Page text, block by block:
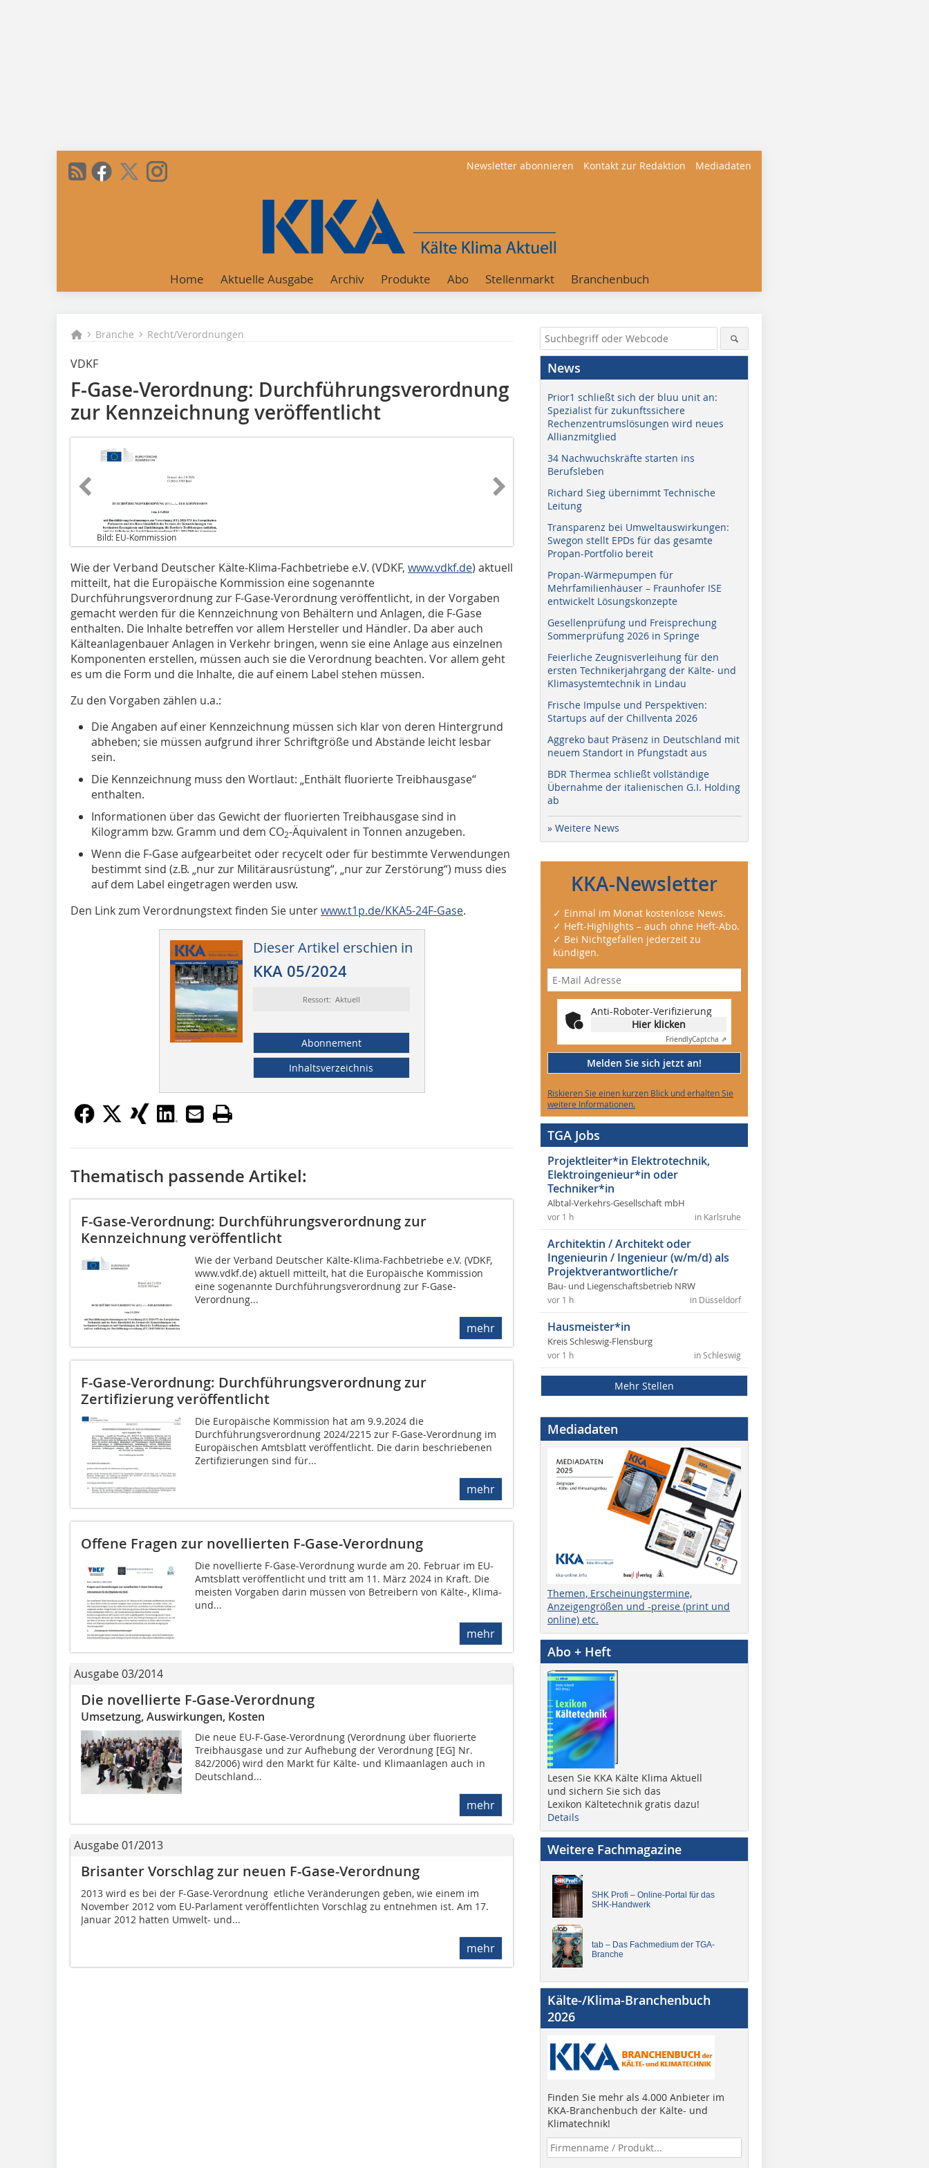
Newsletter abonnieren Kontakt zur Redaktion Mediadaten
Home Aktuelle Ausgabe Archiv Produkte Abo Stellenmarkt Branchenbuch
Branche Recht/Verordnungen
VDKF
F-Gase-Verordnung: Durchführungsverordnung
zur Kennzeichnung veröffentlicht
Bild: EU-Kommission
Wie der Verband Deutscher Kälte-Klima-Fachbetriebe e.V. (VDKF, www.vdkf.de) aktuell
mitteilt, hat die Europäische Kommission eine sogenannte
Durchführungsverordnung zur F-Gase-Verordnung veröffentlicht, in der Vorgaben
gemacht werden für die Kennzeichnung von Behältern und Anlagen, die F-Gase
enthalten. Die Inhalte betreffen vor allem Hersteller und Händler. Da aber auch
Kälteanlagenbauer Anlagen in Verkehr bringen, wenn sie eine Anlage aus einzelnen
Komponenten erstellen, müssen auch sie die Verordnung beachten. Vor allem geht
es um die Form und die Inhalte, die auf einem Label stehen müssen.
Zu den Vorgaben zählen u.a.:
Die Angaben auf einer Kennzeichnung müssen sich klar von deren Hintergrund
abheben; sie müssen aufgrund ihrer Schriftgröße und Abstände leicht lesbar
sein.
Die Kennzeichnung muss den Wortlaut: „Enthält fluorierte Treibhausgase“
enthalten.
Informationen über das Gewicht der fluorierten Treibhausgase sind in
Kilogramm bzw. Gramm und dem CO2-Äquivalent in Tonnen anzugeben.
Wenn die F-Gase aufgearbeitet oder recycelt oder für bestimmte Verwendungen
bestimmt sind (z.B. „nur zur Militärausrüstung“, „nur zur Zerstörung“) muss dies
auf dem Label eingetragen werden usw.
Den Link zum Verordnungstext finden Sie unterwww.t1p.de/KKA5-24F-Gase.
Dieser Artikel erschien in
KKA 05/2024
Ressort: Aktuell
Abonnement
Inhaltsverzeichnis
Thematisch passende Artikel:
F-Gase-Verordnung: Durchführungsverordnung zur
Kennzeichnung veröffentlicht
Wie der Verband Deutscher Kälte-Klima-Fachbetriebe e.V. (VDKF,
www.vdkf.de) aktuell mitteilt, hat die Europäische Kommission
eine sogenannte Durchführungsverordnung zur F-Gase-
Verordnung...
mehr
F-Gase-Verordnung: Durchführungsverordnung zur
Zertifizierung veröffentlicht
Die Europäische Kommission hat am 9.9.2024 die
Durchführungsverordnung 2024/2215 zur F-Gase-Verordnung im
Europäischen Amtsblatt veröffentlicht. Die darin beschriebenen
Zertifizierungen sind für...
mehr
Offene Fragen zur novellierten F-Gase-Verordnung
Die novellierte F-Gase-Verordnung wurde am 20. Februar im EU-
Amtsblatt veröffentlicht und tritt am 11. März 2024 in Kraft. Die
meisten Vorgaben darin müssen von Betreibern von Kälte-, Klima-
und...
mehr
Ausgabe 03/2014
Die novellierte F-Gase-Verordnung
Umsetzung, Auswirkungen, Kosten
Die neue EU-F-Gase-Verordnung (Verordnung über fluo­rierte
Treibhausgase und zur Aufhebung der Verordnung [EG] Nr.
842/2006) wird den Markt für Kälte- und Klima­anlagen auch in
Deutschland...
mehr
Ausgabe 01/2013
Brisanter Vorschlag zur neuen F-Gase-Verordnung
2013 wird es bei der F-Gase-Verordnung etliche Veränderungen geben, wie einem im
November 2012 vom EU-Parlament veröffentlichten Vorschlag zu entnehmen ist. Am 17.
Januar 2012 hatten Umwelt- und...
mehr
News
Prior1 schließt sich der bluu unit an:
Spezialist für zukunftssichere
Rechenzentrumslösungen wird neues
Allianzmitglied
34 Nachwuchskräfte starten ins
Berufsleben
Richard Sieg übernimmt Technische
Leitung
Transparenz bei Umweltauswirkungen:
Swegon stellt EPDs für das gesamte
Propan-Portfolio bereit
Propan-Wärmepumpen für
Mehrfamilienhäuser – Fraunhofer ISE
entwickelt Lösungskonzepte
Gesellenprüfung und Freisprechung
Sommerprüfung 2026 in Springe
Feierliche Zeugnisverleihung für den
ersten Technikerjahrgang der Kälte- und
Klimasystemtechnik in Lindau
Frische Impulse und Perspektiven:
Startups auf der Chillventa 2026
Aggreko baut Präsenz in Deutschland mit
neuem Standort in Pfungstadt aus
BDR Thermea schließt vollständige
Übernahme der italienischen G.I. Holding
ab
» Weitere News
KKA-Newsletter
✓ Einmal im Monat kostenlose News.
✓ Heft-Highlights – auch ohne Heft-Abo.
✓ Bei Nichtgefallen jederzeit zu
kündigen.
Anti-Roboter-Verifizierung
Hier klicken
FriendlyCaptcha ⇗
Melden Sie sich jetzt an!
Riskieren Sie einen kurzen Blick und erhalten Sie
weitere Informationen.
TGA Jobs
Projektleiter*in Elektrotechnik,
Elektroingenieur*in oder
Techniker*in
Albtal-Verkehrs-Gesellschaft mbH
in Karlsruhe
vor 1 h
Architektin / Architekt oder
Ingenieurin / Ingenieur (w/m/d) als
Projektverantwortliche/r
Bau- und Liegenschaftsbetrieb NRW
in Düsseldorf
vor 1 h
Hausmeister*in
Kreis Schleswig-Flensburg
in Schleswig
vor 1 h
Mehr Stellen
Mediadaten
Themen, Erscheinungstermine,
Anzeigengrößen und -preise (print und
online) etc.
Abo + Heft
Lesen Sie KKA Kälte Klima Aktuell
und sichern Sie sich das
Lexikon Kältetechnik gratis dazu!
Details
Weitere Fachmagazine
SHK Profi – Online-Portal für das
SHK-Handwerk
tab – Das Fachmedium der TGA-
Branche
Kälte-/Klima-Branchenbuch
2026
Finden Sie mehr als 4.000 Anbieter im
KKA-Branchenbuch der Kälte- und
Klimatechnik!